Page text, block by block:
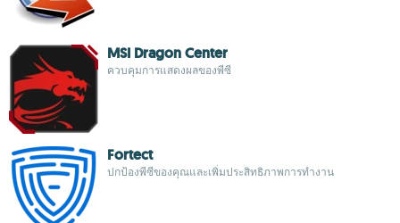
MSI Dragon Center
ควบคุมการแสดงผลของพีซี
Fortect
ปกป้องพีซีของคุณและเพิ่มประสิทธิภาพการทำงาน